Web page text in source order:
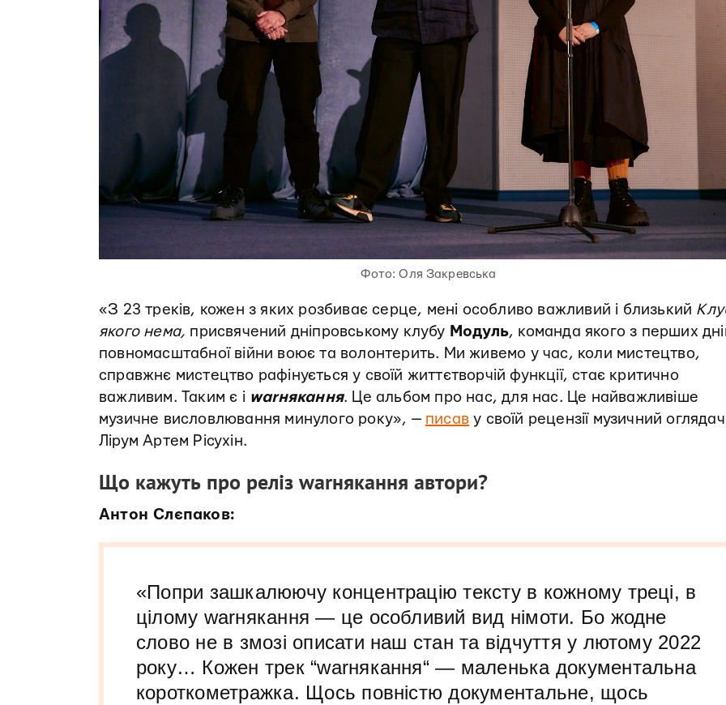
Фото: Оля Закревська
«З 23 треків, кожен з яких розбиває серце, мені особливо важливий і близький
якого нема, присвячений дніпровському клубу Модуль, команда якого з перших
повномасштабної війни воює та волонтерить. Ми живемо у час, коли мистецтво,
справжнє мистецтво рафінується у своїй життєтворчій функції, стає критично
важливим. Таким є і warнякання. Це альбом про нас, для нас. Це найважливіше
музичне висловлювання минулого року», — писав у своїй рецензії музичний оглядач
Лірум Артем Рісухін.
Що кажуть про реліз warнякання автори?
Антон Слєпаков:
«Попри зашкалюючу концентрацію тексту в кожному треці, в
цілому warнякання — це особливий вид німоти. Бо жодне
слово не в змозі описати наш стан та відчуття у лютому 2022
року… Кожен трек “warнякання“ — маленька документальна
короткометражка. Щось повністю документальне, щось